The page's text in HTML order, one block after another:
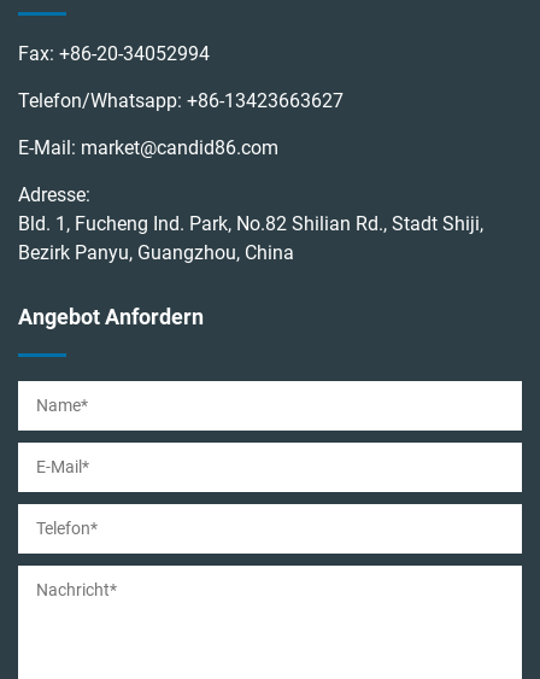
Fax: +86-20-34052994
Telefon/Whatsapp: +86-13423663627
E-Mail: market@candid86.com
Adresse:
Bld. 1, Fucheng Ind. Park, No.82 Shilian Rd., Stadt Shiji,
Bezirk Panyu, Guangzhou, China
Angebot Anfordern